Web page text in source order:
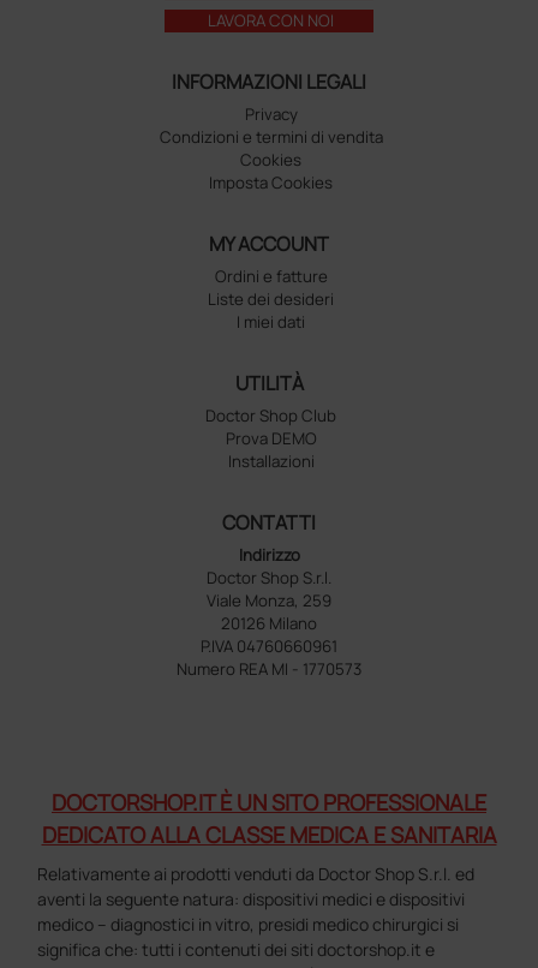
LAVORA CON NOI
INFORMAZIONI LEGALI
Privacy
Condizioni e termini di vendita
Cookies
Imposta Cookies
MY ACCOUNT
Ordini e fatture
Liste dei desideri
I miei dati
UTILITÀ
Doctor Shop Club
Prova DEMO
Installazioni
CONTATTI
Indirizzo
Doctor Shop S.r.l.
Viale Monza, 259
20126 Milano
P.IVA 04760660961
Numero REA MI - 1770573
DOCTORSHOP.IT È UN SITO PROFESSIONALE
DEDICATO ALLA CLASSE MEDICA E SANITARIA
Relativamente ai prodotti venduti da Doctor Shop S.r.l. ed
aventi la seguente natura: dispositivi medici e dispositivi
medico – diagnostici in vitro, presidi medico chirurgici si
significa che: tutti i contenuti dei siti doctorshop.it e